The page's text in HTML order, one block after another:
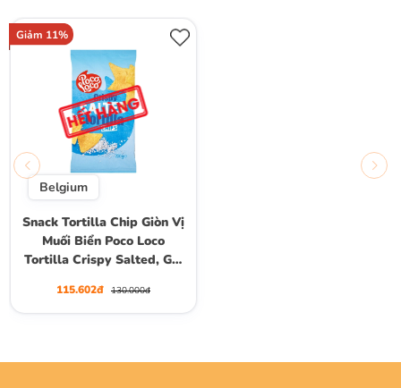
Giảm 11%
Belgium
Snack Tortilla Chip Giòn Vị
Muối Biển Poco Loco
Tortilla Crispy Salted, Gói
115.602đ 130.000đ